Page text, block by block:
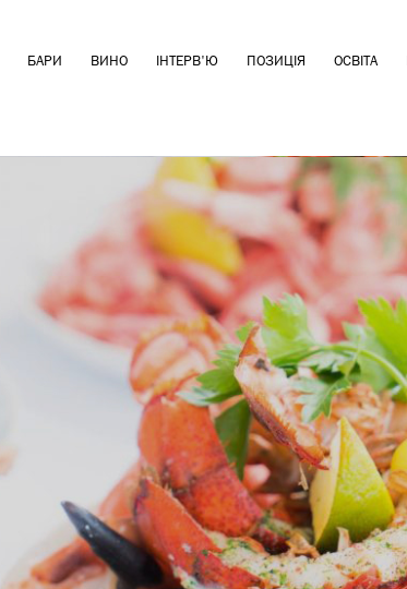
БАРИ ВИНО ІНТЕРВ'Ю ПОЗИЦІЯ ОСВІТА